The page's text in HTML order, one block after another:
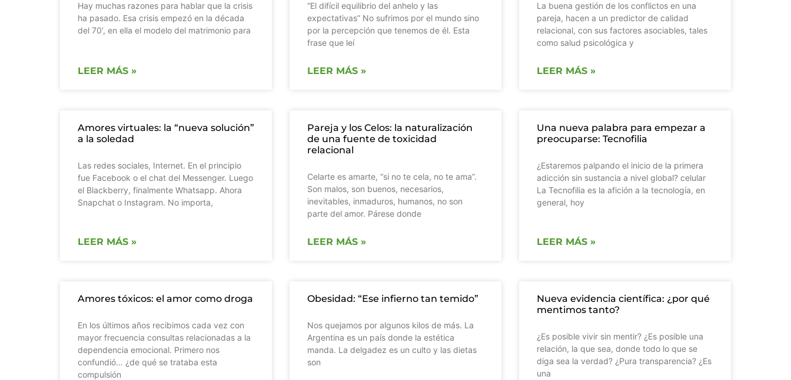
Hay muchas razones para hablar que la crisis
ha pasado. Esa crisis empezó en la década
del 70’, en ella el modelo del matrimonio para
LEER MÁS »
“El difícil equilibrio del anhelo y las
expectativas” No sufrimos por el mundo sino
por la percepción que tenemos de él. Esta
frase que leí
LEER MÁS »
La buena gestión de los conflictos en una
pareja, hacen a un predictor de calidad
relacional, con sus factores asociables, tales
como salud psicológica y
LEER MÁS »
Amores virtuales: la “nueva solución”
a la soledad
Las redes sociales, Internet. En el principio
fue Facebook o el chat del Messenger. Luego
el Blackberry, finalmente Whatsapp. Ahora
Snapchat o Instagram. No importa,
LEER MÁS »
Pareja y los Celos: la naturalización
de una fuente de toxicidad
relacional
Celarte es amarte, “si no te cela, no te ama”.
Son malos, son buenos, necesarios,
inevitables, inmaduros, humanos, no son
parte del amor. Párese donde
LEER MÁS »
Una nueva palabra para empezar a
preocuparse: Tecnofilia
¿Estaremos palpando el inicio de la primera
adicción sin sustancia a nivel global? celular
La Tecnofilia es la afición a la tecnología, en
general, hoy
LEER MÁS »
Amores tóxicos: el amor como droga
En los últimos años recibimos cada vez con
mayor frecuencia consultas relacionadas a la
dependencia emocional. Primero nos
confundió… ¿de qué se trataba esta
compulsión
Obesidad: “Ese infierno tan temido”
Nos quejamos por algunos kilos de más. La
Argentina es un país donde la estética
manda. La delgadez es un culto y las dietas
son
Nueva evidencia científica: ¿por qué
mentimos tanto?
¿Es posible vivir sin mentir? ¿Es posible una
relación, la que sea, donde todo lo que se
diga sea la verdad? ¿Pura transparencia? ¿Es
una